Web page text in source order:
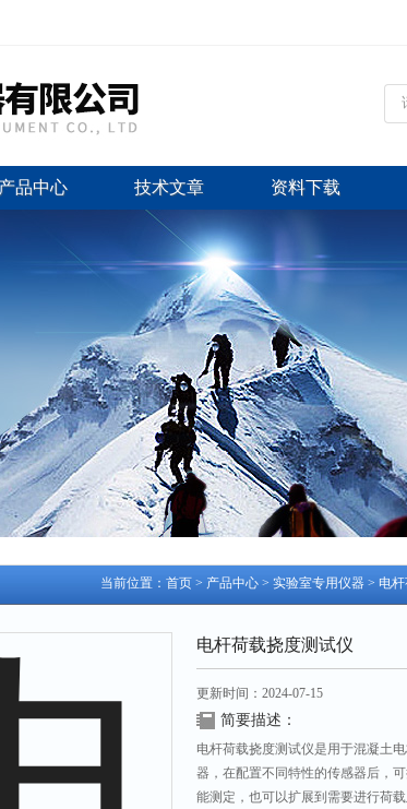
产品中心 技术文章 资料下载
当前位置： 首页 > 产品中心 > 实验室专用仪器 > 电
电杆荷载挠度测试仪
更新时间：2024-07-15
简要描述：
电杆荷载挠度测试仪是用于混凝土
器，在配置不同特性的传感器后，
能测定，也可以扩展到需要进行荷